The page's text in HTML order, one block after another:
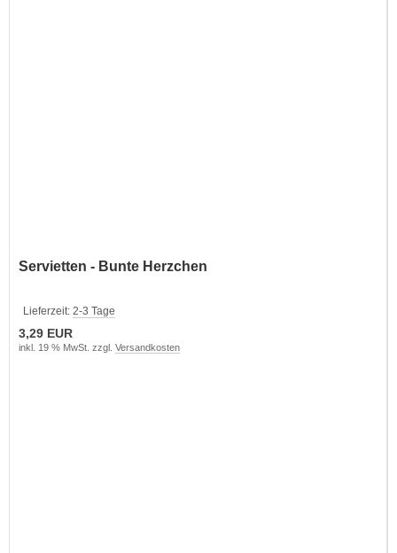
Servietten - Bunte Herzchen
Lieferzeit: 2-3 Tage
3,29 EUR
inkl. 19 % MwSt. zzgl. Versandkosten